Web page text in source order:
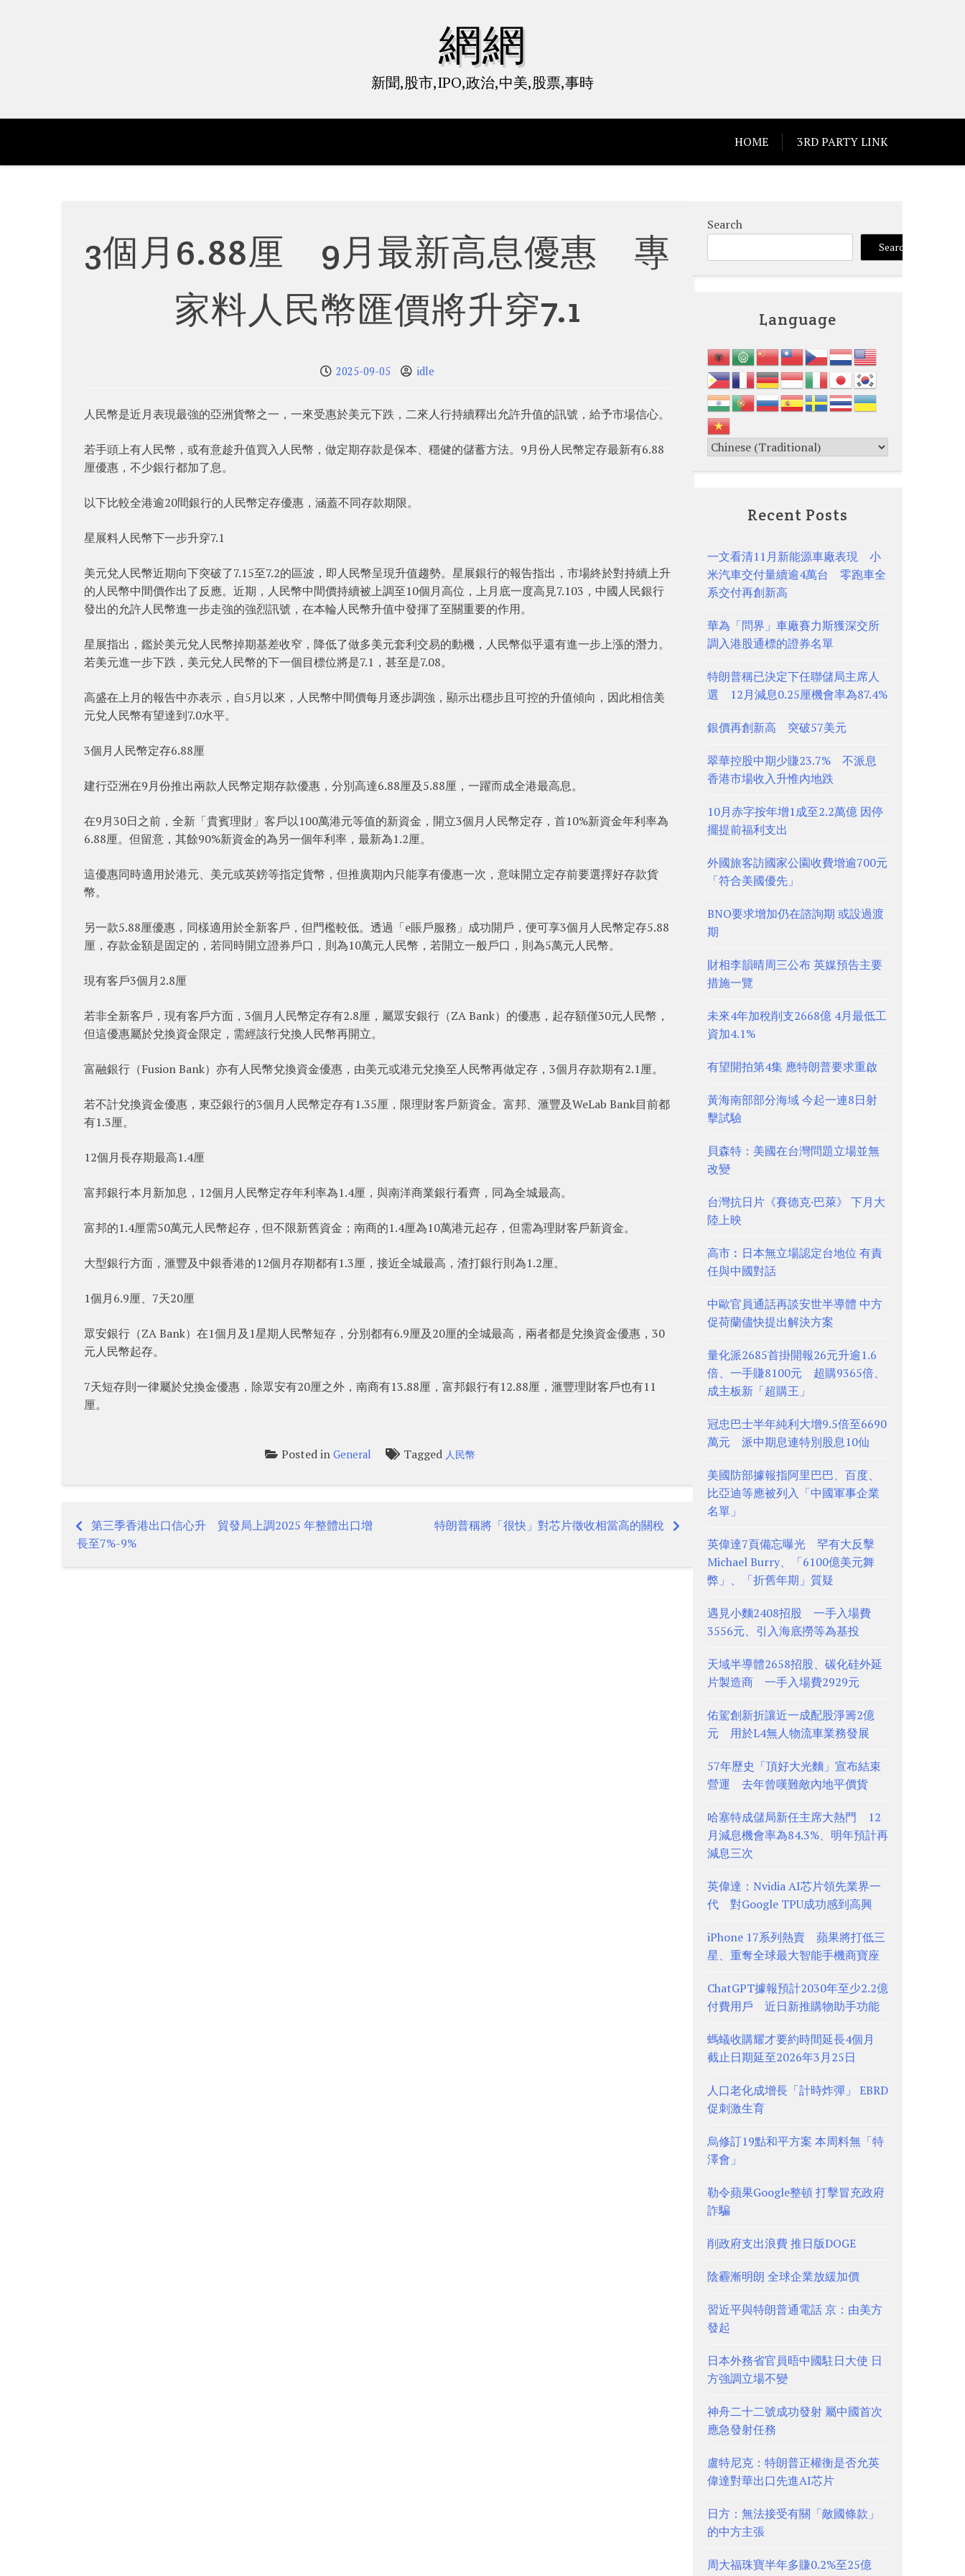
網網
新聞,股市,IPO,政治,中美,股票,事時
HOME 3RD PARTY LINK
3個月6.88厘 9月最新高息優惠 專
家料人民幣匯價將升穿7.1
2025-09-05 idle
人民幣是近月表現最強的亞洲貨幣之一，一來受惠於美元下跌，二來人行持續釋出允許升值的訊號，給予市場信心。
若手頭上有人民幣，或有意趁升值買入人民幣，做定期存款是保本、穩健的儲蓄方法。9月份人民幣定存最新有6.88
厘優惠，不少銀行都加了息。
以下比較全港逾20間銀行的人民幣定存優惠，涵蓋不同存款期限。
星展料人民幣下一步升穿7.1
美元兌人民幣近期向下突破了7.15至7.2的區波，即人民幣呈現升值趨勢。星展銀行的報告指出，市場終於對持續上升
的人民幣中間價作出了反應。近期，人民幣中間價持續被上調至10個月高位，上月底一度高見7.103，中國人民銀行
發出的允許人民幣進一步走強的強烈訊號，在本輪人民幣升值中發揮了至關重要的作用。
星展指出，鑑於美元兌人民幣掉期基差收窄，降低了做多美元套利交易的動機，人民幣似乎還有進一步上漲的潛力。
若美元進一步下跌，美元兌人民幣的下一個目標位將是7.1，甚至是7.08。
高盛在上月的報告中亦表示，自5月以來，人民幣中間價每月逐步調強，顯示出穩步且可控的升值傾向，因此相信美
元兌人民幣有望達到7.0水平。
3個月人民幣定存6.88厘
建行亞洲在9月份推出兩款人民幣定期存款優惠，分別高達6.88厘及5.88厘，一躍而成全港最高息。
在9月30日之前，全新「貴賓理財」客戶以100萬港元等值的新資金，開立3個月人民幣定存，首10%新資金年利率為
6.88厘。但留意，其餘90%新資金的為另一個年利率，最新為1.2厘。
這優惠同時適用於港元、美元或英鎊等指定貨幣，但推廣期內只能享有優惠一次，意味開立定存前要選擇好存款貨
幣。
另一款5.88厘優惠，同樣適用於全新客戶，但門檻較低。透過「e賬戶服務」成功開戶，便可享3個月人民幣定存5.88
厘，存款金額是固定的，若同時開立證券戶口，則為10萬元人民幣，若開立一般戶口，則為5萬元人民幣。
現有客戶3個月2.8厘
若非全新客戶，現有客戶方面，3個月人民幣定存有2.8厘，屬眾安銀行（ZA Bank）的優惠，起存額僅30元人民幣，
但這優惠屬於兌換資金限定，需經該行兌換人民幣再開立。
富融銀行（Fusion Bank）亦有人民幣兌換資金優惠，由美元或港元兌換至人民幣再做定存，3個月存款期有2.1厘。
若不計兌換資金優惠，東亞銀行的3個月人民幣定存有1.35厘，限理財客戶新資金。富邦、滙豐及WeLab Bank目前都
有1.3厘。
12個月長存期最高1.4厘
富邦銀行本月新加息，12個月人民幣定存年利率為1.4厘，與南洋商業銀行看齊，同為全城最高。
富邦的1.4厘需50萬元人民幣起存，但不限新舊資金；南商的1.4厘為10萬港元起存，但需為理財客戶新資金。
大型銀行方面，滙豐及中銀香港的12個月存期都有1.3厘，接近全城最高，渣打銀行則為1.2厘。
1個月6.9厘、7天20厘
眾安銀行（ZA Bank）在1個月及1星期人民幣短存，分別都有6.9厘及20厘的全城最高，兩者都是兌換資金優惠，30
元人民幣起存。
7天短存則一律屬於兌換金優惠，除眾安有20厘之外，南商有13.88厘，富邦銀行有12.88厘，滙豐理財客戶也有11
厘。
Posted inGeneral Tagged 人民幣
Post
navigation
第三季香港出口信心升 貿發局上調2025 年整體出口增
長至7%-9%
特朗普稱將「很快」對芯片徵收相當高的關稅
Search
Search
Language
Recent Posts
一文看清11月新能源車廠表現 小
米汽車交付量續逾4萬台 零跑車全
系交付再創新高
華為「問界」車廠賽力斯獲深交所
調入港股通標的證券名單
特朗普稱已決定下任聯儲局主席人
選 12月減息0.25厘機會率為87.4%
銀價再創新高 突破57美元
翠華控股中期少賺23.7% 不派息
香港市場收入升惟內地跌
10月赤字按年增1成至2.2萬億 因停
擺提前福利支出
外國旅客訪國家公園收費增逾700元
「符合美國優先」
BNO要求增加仍在諮詢期 或設過渡
期
財相李韻晴周三公布 英媒預告主要
措施一覽
未來4年加稅削支2668億 4月最低工
資加4.1%
有望開拍第4集 應特朗普要求重啟
黃海南部部分海域 今起一連8日射
擊試驗
貝森特：美國在台灣問題立場並無
改變
台灣抗日片《賽德克·巴萊》 下月大
陸上映
高市︰日本無立場認定台地位 有責
任與中國對話
中歐官員通話再談安世半導體 中方
促荷蘭儘快提出解決方案
量化派2685首掛開報26元升逾1.6
倍、一手賺8100元 超購9365倍、
成主板新「超購王」
冠忠巴士半年純利大增9.5倍至6690
萬元 派中期息連特別股息10仙
美國防部據報指阿里巴巴、百度、
比亞迪等應被列入「中國軍事企業
名單」
英偉達7頁備忘曝光 罕有大反擊
Michael Burry、「6100億美元舞
弊」、「折舊年期」質疑
遇見小麵2408招股 一手入場費
3556元、引入海底撈等為基投
天域半導體2658招股、碳化硅外延
片製造商 一手入場費2929元
佑駕創新折讓近一成配股淨籌2億
元 用於L4無人物流車業務發展
57年歷史「頂好大光麵」宣布結束
營運 去年曾嘆難敵內地平價貨
哈塞特成儲局新任主席大熱門 12
月減息機會率為84.3%、明年預計再
減息三次
英偉達：Nvidia AI芯片領先業界一
代 對Google TPU成功感到高興
iPhone 17系列熱賣 蘋果將打低三
星、重奪全球最大智能手機商寶座
ChatGPT據報預計2030年至少2.2億
付費用戶 近日新推購物助手功能
螞蟻收購耀才要約時間延長4個月
截止日期延至2026年3月25日
人口老化成增長「計時炸彈」 EBRD
促刺激生育
烏修訂19點和平方案 本周料無「特
澤會」
勒令蘋果Google整頓 打擊冒充政府
詐騙
削政府支出浪費 推日版DOGE
陰霾漸明朗 全球企業放緩加價
習近平與特朗普通電話 京：由美方
發起
日本外務省官員晤中國駐日大使 日
方強調立場不變
神舟二十二號成功發射 屬中國首次
應急發射任務
盧特尼克：特朗普正權衡是否允英
偉達對華出口先進AI芯片
日方：無法接受有關「敵國條款」
的中方主張
周大福珠寶半年多賺0.2%至25億